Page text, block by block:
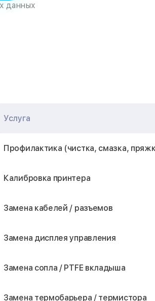
данных
Услуга
Профилактика (чистка, смазка,
Калибровка принтера
Замена кабелей / разъемов
Замена дисплея управления
Замена сопла / PTFE вкладыша
Замена термобарьера / термистора